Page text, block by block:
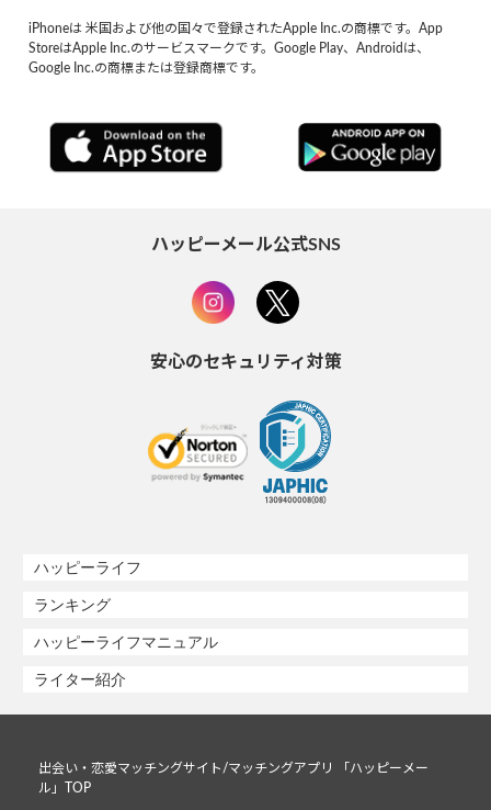
iPhoneは 米国および他の国々で登録されたApple Inc.の商標です。App
StoreはApple Inc.のサービスマークです。Google Play、Androidは、
Google Inc.の商標または登録商標です。
ハッピーメール公式SNS
安心のセキュリティ対策
ハッピーライフ
ランキング
ハッピーライフマニュアル
ライター紹介
出会い・恋愛マッチングサイト/マッチングアプリ 「ハッピーメー
ル」TOP